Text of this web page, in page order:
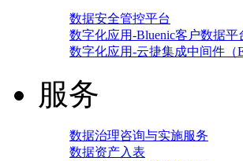
数据安全管控平台
数字化应用-Bluenic客户数据平
数字化应用-云捷集成中间件（
服务
数据治理咨询与实施服务
数据资产入表